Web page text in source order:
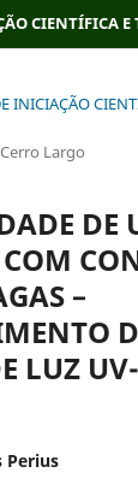
CIENTÍFICA E
INICIAÇÃO
Largo
DE
–
LUZ
Perius